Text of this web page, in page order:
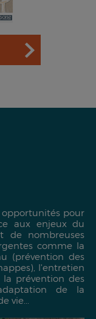
opportunités pour
aux enjeux du
de nombreuses
comme la
(prévention des
l'entretien
la prévention des
de la
vie...